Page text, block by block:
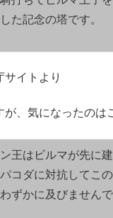
た記念の塔です。
サイトより
、気になったのは
王はビルマが先に
コダに対抗してこ
ずかに及びませんで